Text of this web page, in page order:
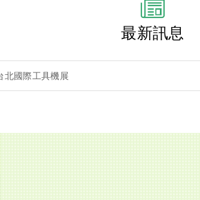
最新訊息
北國際工具機展